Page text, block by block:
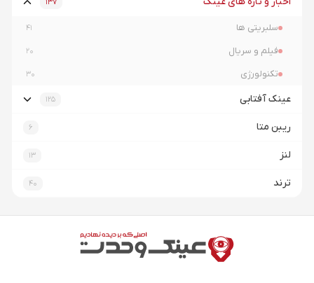
سلبریتی ها 41
فیلم و سریال 20
تکنولورژی 30
عینک آفتابی 125
ریبن متا 6
لنز 13
ترند 40